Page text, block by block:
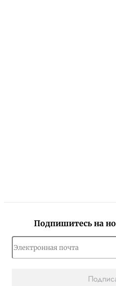
Подпишитесь на